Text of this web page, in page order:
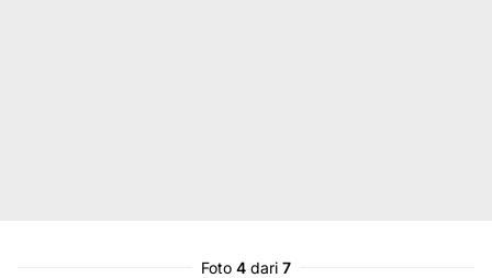
Foto 4 dari 7